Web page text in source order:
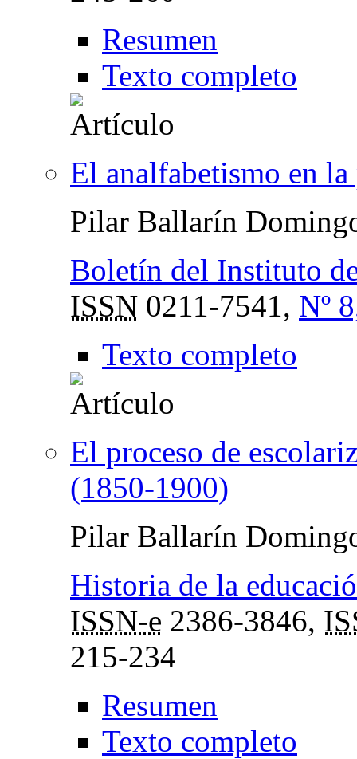
Resumen
Texto completo
El analfabetismo en
Pilar Ballarín
Boletín del Instituto
ISSN 0211-7541, Nº
Texto completo
El proceso de
(1850-1900)
Pilar Ballarín
Historia de la
ISSN-e 2386-3846,
215-234
Resumen
Texto completo